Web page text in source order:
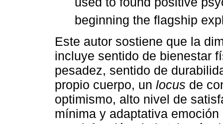
beginning the flagship
Este autor sostiene que la
incluye sentido de bienestar
pesadez, sentido de
propio cuerpo, un locus de
optimismo, alto nivel de
mínima y adaptativa